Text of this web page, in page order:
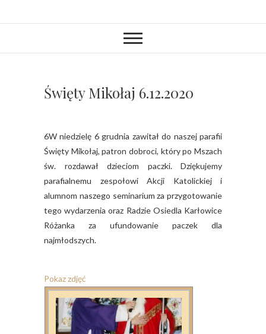
Święty Mikołaj 6.12.2020
6W niedzielę 6 grudnia zawitał do naszej parafii
Święty Mikołaj, patron dobroci, który po Mszach
św. rozdawał dzieciom paczki. Dziękujemy
parafialnemu zespołowi Akcji Katolickiej i
alumnom naszego seminarium za przygotowanie
tego wydarzenia oraz Radzie Osiedla Karłowice
Różanka za ufundowanie paczek dla
najmłodszych.
Pokaz zdjęć